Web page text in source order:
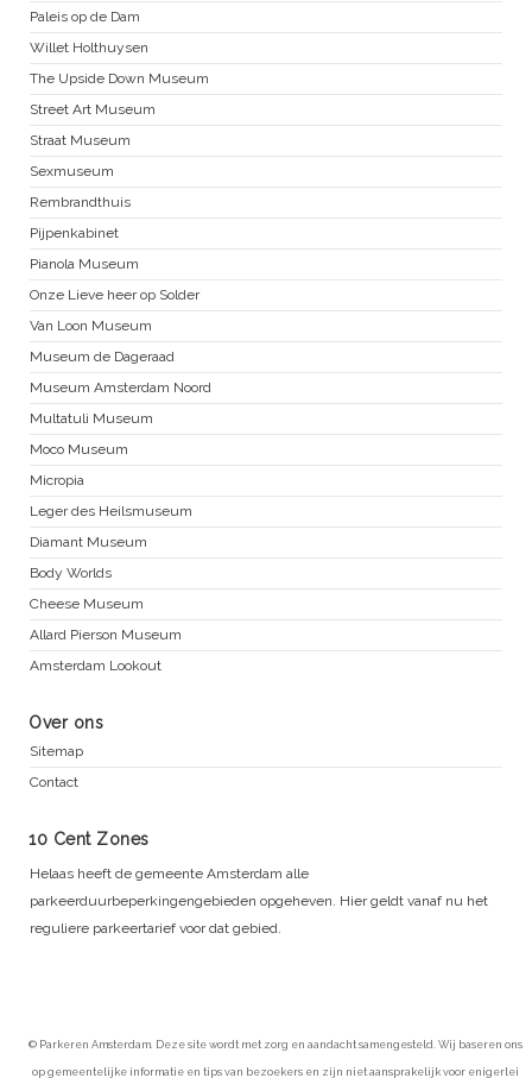
Paleis op de Dam
Willet Holthuysen
The Upside Down Museum
Street Art Museum
Straat Museum
Sexmuseum
Rembrandthuis
Pijpenkabinet
Pianola Museum
Onze Lieve heer op Solder
Van Loon Museum
Museum de Dageraad
Museum Amsterdam Noord
Multatuli Museum
Moco Museum
Micropia
Leger des Heilsmuseum
Diamant Museum
Body Worlds
Cheese Museum
Allard Pierson Museum
Amsterdam Lookout
Over ons
Sitemap
Contact
10 Cent Zones
Helaas heeft de gemeente Amsterdam alle
parkeerduurbeperkingengebieden opgeheven. Hier geldt vanaf nu het
reguliere parkeertarief voor dat gebied.
© Parkeren Amsterdam. Deze site wordt met zorg en aandacht samengesteld. Wij baseren ons
op gemeentelijke informatie en tips van bezoekers en zijn niet aansprakelijk voor enigerlei